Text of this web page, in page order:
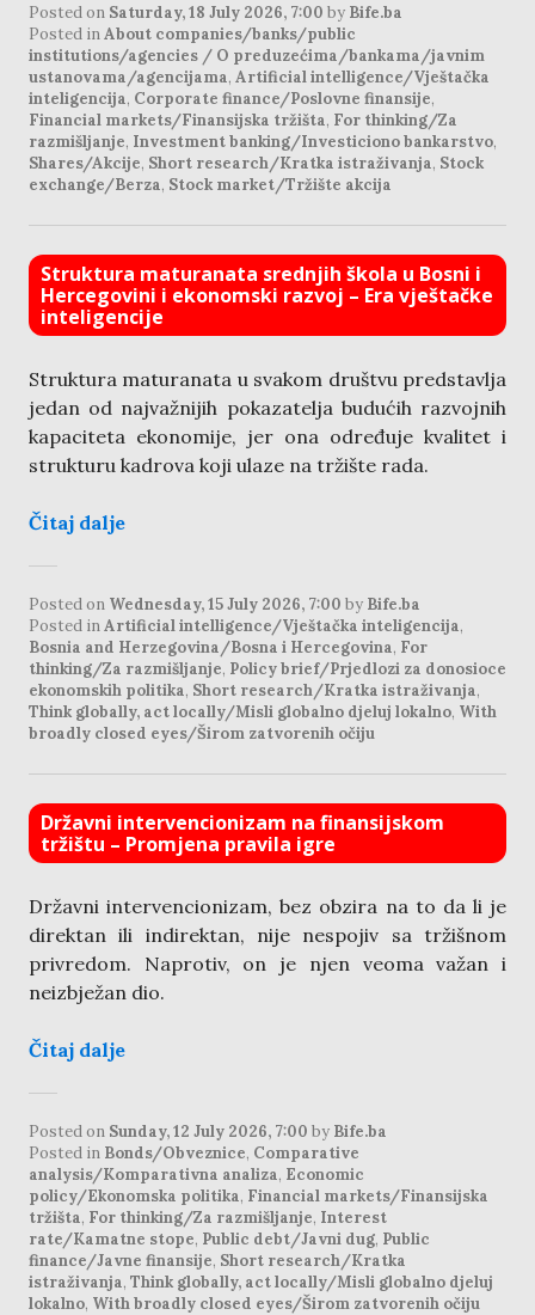
Posted on Saturday, 18 July 2026, 7:00 by Bife.ba
Posted inAbout companies/banks/public
institutions/agencies / O preduzećima/bankama/javnim
ustanovama/agencijama, Artificial intelligence/Vještačka
inteligencija, Corporate finance/Poslovne finansije,
Financial markets/Finansijska tržišta, For thinking/Za
razmišljanje, Investment banking/Investiciono bankarstvo,
Shares/Akcije, Short research/Kratka istraživanja, Stock
exchange/Berza, Stock market/Tržište akcija
Struktura maturanata srednjih škola u Bosni i
Hercegovini i ekonomski razvoj – Era vještačke
inteligencije
Struktura maturanata u svakom društvu predstavlja
jedan od najvažnijih pokazatelja budućih razvojnih
kapaciteta ekonomije, jer ona određuje kvalitet i
strukturu kadrova koji ulaze na tržište rada.
Čitaj dalje
Posted on Wednesday, 15 July 2026, 7:00 by Bife.ba
Posted inArtificial intelligence/Vještačka inteligencija,
Bosnia and Herzegovina/Bosna i Hercegovina, For
thinking/Za razmišljanje, Policy brief/Prjedlozi za donosioce
ekonomskih politika, Short research/Kratka istraživanja,
Think globally, act locally/Misli globalno djeluj lokalno, With
broadly closed eyes/Širom zatvorenih očiju
Državni intervencionizam na finansijskom
tržištu – Promjena pravila igre
Državni intervencionizam, bez obzira na to da li je
direktan ili indirektan, nije nespojiv sa tržišnom
privredom. Naprotiv, on je njen veoma važan i
neizbježan dio.
Čitaj dalje
Posted on Sunday, 12 July 2026, 7:00 by Bife.ba
Posted in Bonds/Obveznice, Comparative
analysis/Komparativna analiza, Economic
policy/Ekonomska politika, Financial markets/Finansijska
tržišta, For thinking/Za razmišljanje, Interest
rate/Kamatne stope, Public debt/Javni dug, Public
finance/Javne finansije, Short research/Kratka
istraživanja, Think globally, act locally/Misli globalno djeluj
lokalno, With broadly closed eyes/Širom zatvorenih očiju